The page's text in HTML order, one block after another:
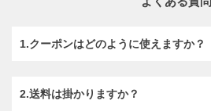
1.クーポンはどのように使えますか？
2.送料は掛かりますか？